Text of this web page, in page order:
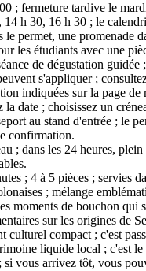
; fermeture tardive le
h 30, 16 h 30 ; le
permet, une promenade
les étudiants avec une
de dégustation
s'appliquer ;
indiquées sur la page de
date ; choisissez un
au stand d'entrée ; le
confirmation.
; dans les 24 heures,
; 4 à 5 pièces ; servies
; mélange
moments de bouchon qui
sur les origines de
culturel compact ; c'est
liquide local ; c'est
vous arrivez tôt, vous